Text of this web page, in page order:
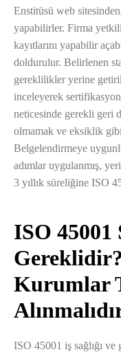
Enstitüsü web
yapabilirler. Firma
kayıtlarını yapabilir
doldurulur. Belirlenen
gereklilikler yerine
inceleyerek
neticesinde gerekli geri
olmamak ve eksiklik
Belgelendirmeye
adımlar uygulanmış,
3 yıllık süreliğine ISO
ISO 45001
Kurumlar
ISO 45001 iş sağlığı